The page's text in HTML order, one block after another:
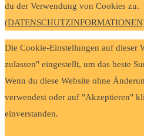
du der Verwendung von Cookies zu.
Die Cookie-Einstellungen auf dieser
zulassen" eingestellt, um das beste
Wenn du diese Website ohne
verwendest oder auf "Akzeptieren"
einverstanden.